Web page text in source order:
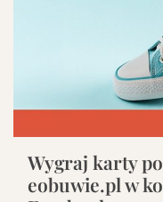
Wygraj karty
eobuwie.pl w